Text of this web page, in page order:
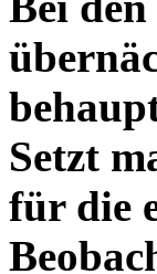
Setzt
für die